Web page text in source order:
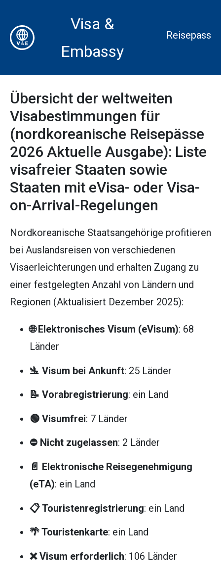
Visa &
Embassy
Reisepass
Übersicht der weltweiten
Visabestimmungen für
(nordkoreanische Reisepässe
2026 Aktuelle Ausgabe): Liste
visafreier Staaten sowie
Staaten mit eVisa- oder Visa-
on-Arrival-Regelungen
Nordkoreanische Staatsangehörige profitieren
bei Auslandsreisen von verschiedenen
Visaerleichterungen und erhalten Zugang zu
einer festgelegten Anzahl von Ländern und
Regionen (Aktualisiert Dezember 2025):
🌐 Elektronisches Visum (eVisum): 68
Länder
🛬 Visum bei Ankunft: 25 Länder
📝 Vorabregistrierung: ein Land
🟢 Visumfrei: 7 Länder
⛔ Nicht zugelassen: 2 Länder
📄 Elektronische Reisegenehmigung
(eTA): ein Land
📋 Touristenregistrierung: ein Land
🌴 Touristenkarte: ein Land
❌ Visum erforderlich: 106 Länder